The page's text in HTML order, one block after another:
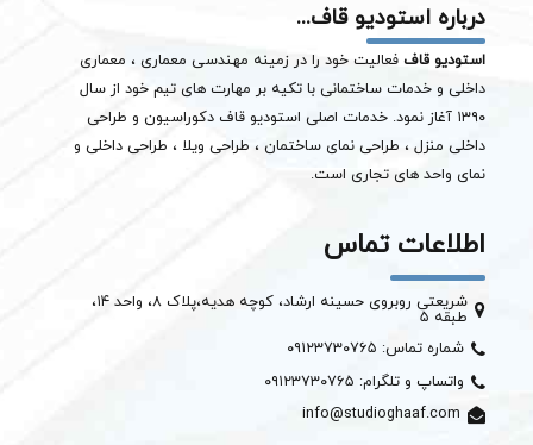
درباره استودیو قاف...
استودیو قاف فعالیت خود را در زمینه مهندسی معماری ، معماری
داخلی و خدمات ساختمانی با تکیه بر مهارت های تیم خود از سال
۱۳۹۰ آغاز نمود. خدمات اصلی استودیو قاف دکوراسیون و طراحی
داخلی منزل ، طراحی نمای ساختمان ، طراحی ویلا ، طراحی داخلی و
نمای واحد های تجاری است.
اطلاعات تماس
شریعتی روبروی حسینه ارشاد، کوچه هدیه،پلاک ۸، واحد ۱۴،
طبقه ۵
شماره تماس: ۰۹۱۲۳۷۳۰۷۶۵
واتساپ و تلگرام: ۰۹۱۲۳۷۳۰۷۶۵
info@studioghaaf.com